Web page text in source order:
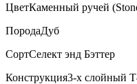
ЦветКаменный ручей
ПородаДуб
СортСелект энд Бэттер
Конструкция3-х слойный